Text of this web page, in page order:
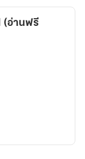
(อ่านฟรี